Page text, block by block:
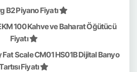
B2 Piyano Fiyatı
100 Kahve ve Baharat Öğütücü
Fiyatı
Scale CM01 HS01B Dijital Banyo
Fiyatı